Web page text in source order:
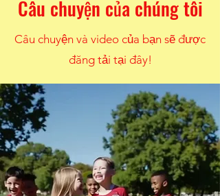
Câu chuyện của chúng tôi
Câu chuyện và video của bạn sẽ được
đăng tải tại đây!